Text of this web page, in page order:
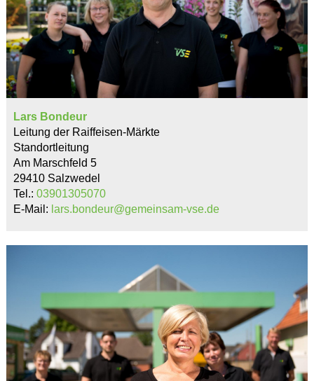
Lars Bondeur
Leitung der Raiffeisen-Märkte
Standortleitung
Am Marschfeld 5
29410 Salzwedel
Tel.: 03901305070
E-Mail: lars.bondeur@gemeinsam-vse.de